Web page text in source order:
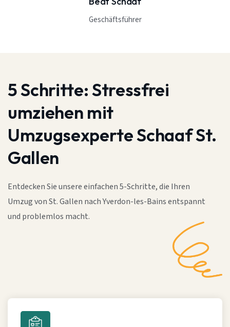
Geschäftsführer
5 Schritte:Stressfrei
umziehen mit
Umzugsexperte Schaaf St.
Gallen
Entdecken Sie unsere einfachen 5-Schritte, die Ihren
Umzug von St. Gallen nach Yverdon-les-Bains entspannt
und problemlos macht.